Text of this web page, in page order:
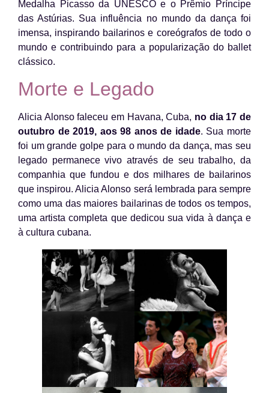
Medalha Picasso da UNESCO e o Prêmio Príncipe
das Astúrias. Sua influência no mundo da dança foi
imensa, inspirando bailarinos e coreógrafos de todo o
mundo e contribuindo para a popularização do ballet
clássico.
Morte e Legado
Alicia Alonso faleceu em Havana, Cuba, no dia 17 de
outubro de 2019, aos 98 anos de idade. Sua morte
foi um grande golpe para o mundo da dança, mas seu
legado permanece vivo através de seu trabalho, da
companhia que fundou e dos milhares de bailarinos
que inspirou. Alicia Alonso será lembrada para sempre
como uma das maiores bailarinas de todos os tempos,
uma artista completa que dedicou sua vida à dança e
à cultura cubana.